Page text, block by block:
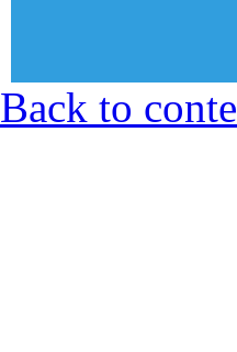
© Sekcija
zdravstvu i
Back to